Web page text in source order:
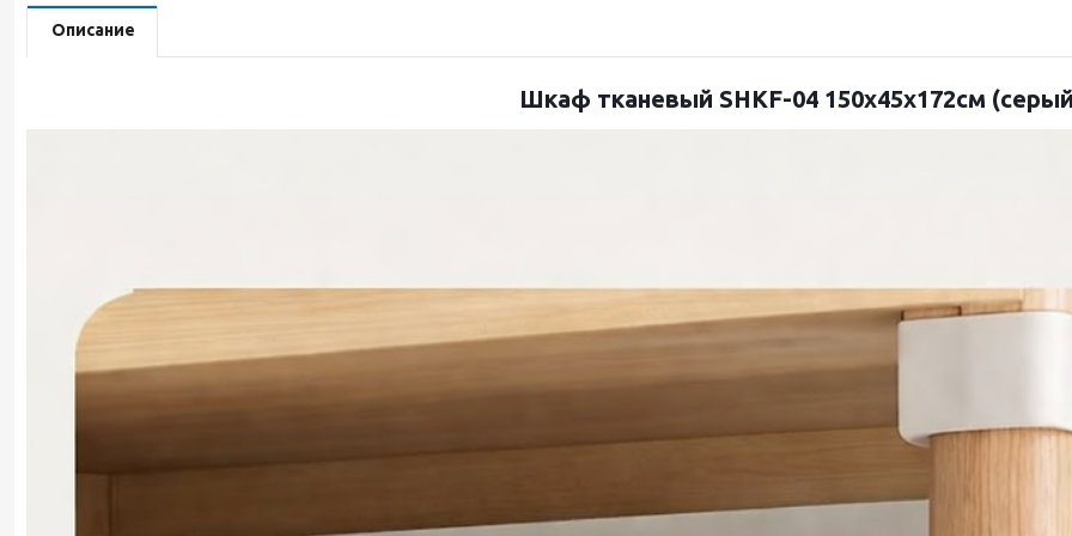
Описание
Шкаф тканевый SHKF-04 150х45х172см